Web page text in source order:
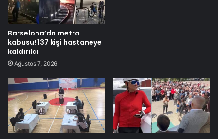
Barselona’da metro
kabusu! 137 kişi hastaneye
kaldırıldı
Ağustos 7, 2026